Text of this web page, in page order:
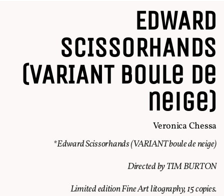
EDWARD
SCISSORHANDS
(VARIANT boule de
neige)
Veronica Chessa
*Edward Scissorhands (VARIANT boule de neige)
Directed by TIM BURTON
Limited edition Fine Art litography, 15 copies.